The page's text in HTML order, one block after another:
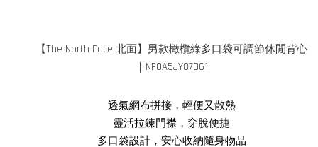
【The North Face 北面】男款橄欖綠多口袋可調節休閒背心
｜NF0A5JY87D61
透氣網布拼接，輕便又散熱
靈活拉鍊門襟，穿脫便捷
多口袋設計，安心收納隨身物品